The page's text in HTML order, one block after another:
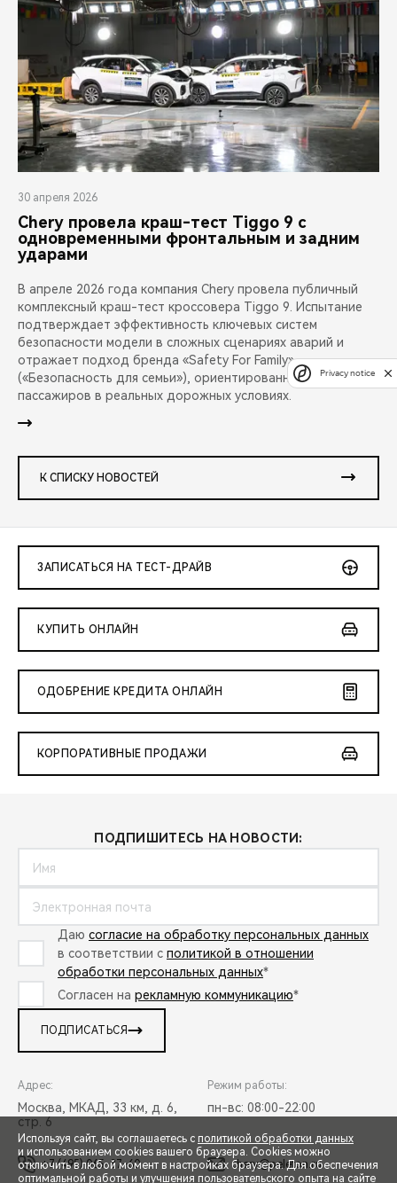
30 апреля 2026
Chery провела краш-тест Tiggo 9 с
одновременными фронтальным и задним
ударами
В апреле 2026 года компания Chery провела публичный
комплексный краш-тест кроссовера Tiggo 9. Испытание
подтверждает эффективность ключевых систем
безопасности модели в сложных сценариях аварий и
отражает подход бренда «Safety For Family»
(«Безопасность для семьи»), ориентированный на защиту
пассажиров в реальных дорожных условиях.
К СПИСКУ НОВОСТЕЙ
ЗАПИСАТЬСЯ НА ТЕСТ-ДРАЙВ
КУПИТЬ ОНЛАЙН
ОДОБРЕНИЕ КРЕДИТА ОНЛАЙН
КОРПОРАТИВНЫЕ ПРОДАЖИ
ПОДПИШИТЕСЬ НА НОВОСТИ:
Даю согласие на обработку персональных данных
в соответствии с политикой в отношении
обработки персональных данных*
Согласен на рекламную коммуникацию*
ПОДПИСАТЬСЯ
Адрес:
Москва, МКАД, 33 км, д. 6,
стр. 6
Режим работы:
пн-вс: 08:00-22:00
+7 (495) 065-37-60 chery@peleton.ru
Используя сайт, вы соглашаетесь с политикой обработки данных
и использованием cookies вашего браузера. Cookies можно
отключить в любой момент в настройках браузера. Для обеспечения
оптимальной работы и улучшения пользовательского опыта на сайте
Privacy notice